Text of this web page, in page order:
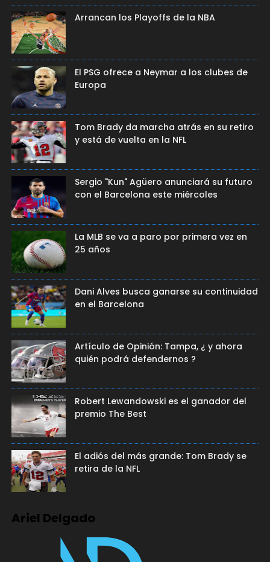
Arrancan los Playoffs de la NBA
El PSG ofrece a Neymar a los clubes de
Europa
Tom Brady da marcha atrás en su retiro
y está de vuelta en la NFL
Sergio "Kun" Agüero anunciará su futuro
con el Barcelona este miércoles
La MLB se va a paro por primera vez en
25 años
Dani Alves busca ganarse su continuidad
en el Barcelona
Artículo de Opinión: Tampa, ¿ y ahora
quién podrá defendernos ?
Robert Lewandowski es el ganador del
premio The Best
El adiós del más grande: Tom Brady se
retira de la NFL
Ariel Delgado